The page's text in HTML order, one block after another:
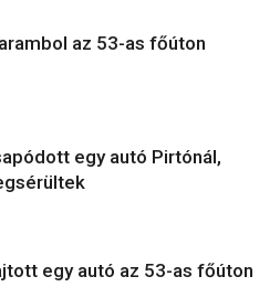
az 53-as főúton
egy autó Pirtónál,
egy autó az 53-as főúton